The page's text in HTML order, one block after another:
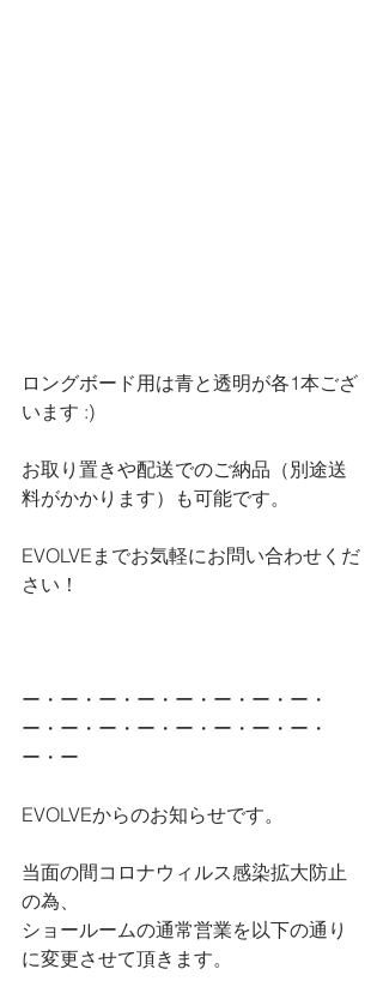
ロングボード用は青と透明が各1本ござ
います :)
お取り置きや配送でのご納品（別途送
料がかかります）も可能です。
EVOLVEまでお気軽にお問い合わせくだ
さい！
ー・ー・ー・ー・ー・ー・ー・ー・
ー・ー・ー・ー・ー・ー・ー・ー・
ー・ー
EVOLVEからのお知らせです。
当面の間コロナウィルス感染拡大防止
の為、
ショールームの通常営業を以下の通り
に変更させて頂きます。